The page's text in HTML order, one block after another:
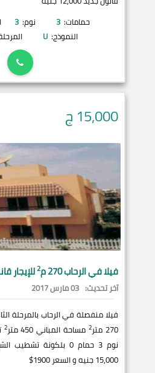
حمامات: 3 نوم: 3
النموذج: U
15,000ج
فيلا فيالرحاب270 م 2للإيجار
آخر تحديث: 03 مارس 2017
فيلا منفصلة في الرحاب بالمرحلة
270 متر
2مساحة المباني 450 متر 2
نوم 3 حمام 0 بلكونة
15,000 جنيه و السعر 1900$